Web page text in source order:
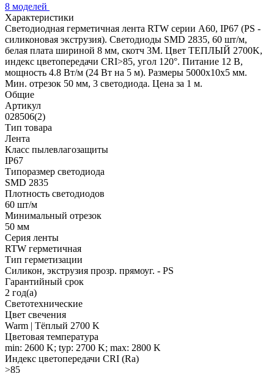
8 моделей
Характеристики
Светодиодная герметичная лента RTW серии A60, IP67 (PS -
силиконовая экструзия). Светодиоды SMD 2835, 60 шт/м,
белая плата шириной 8 мм, скотч 3M. Цвет ТЕПЛЫЙ 2700K,
индекс цветопередачи CRI>85, угол 120°. Питание 12 В,
мощность 4.8 Вт/м (24 Вт на 5 м). Размеры 5000x10x5 мм.
Мин. отрезок 50 мм, 3 светодиода. Цена за 1 м.
Общие
Артикул
028506(2)
Тип товара
Лента
Класс пылевлагозащиты
IP67
Типоразмер светодиода
SMD 2835
Плотность светодиодов
60 шт/м
Минимальный отрезок
50 мм
Серия ленты
RTW герметичная
Тип герметизации
Силикон, экструзия прозр. прямоуг. - PS
Гарантийный срок
2 год(а)
Светотехнические
Цвет свечения
Warm | Тёплый 2700 K
Цветовая температура
min: 2600 K; typ: 2700 K; max: 2800 K
Индекс цветопередачи CRI (Ra)
>85